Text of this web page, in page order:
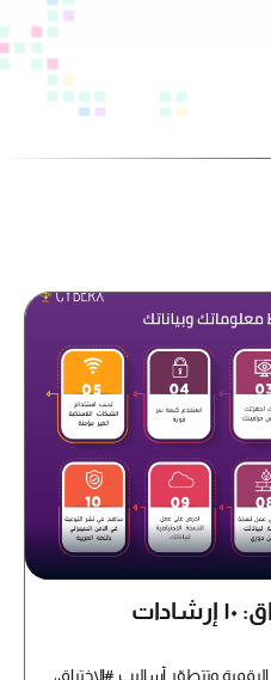
احمِ نفسك قبل الاختراق: ١٠ إرشادات
وتتطوّر أساليب #الاختراق،